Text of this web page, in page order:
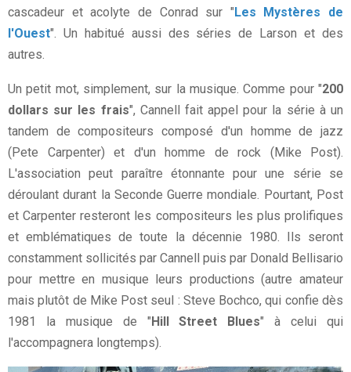
cascadeur et acolyte de Conrad sur "Les Mystères de
l'Ouest". Un habitué aussi des séries de Larson et des
autres.
Un petit mot, simplement, sur la musique. Comme pour "200
dollars sur les frais", Cannell fait appel pour la série à un
tandem de compositeurs composé d'un homme de jazz
(Pete Carpenter) et d'un homme de rock (Mike Post).
L'association peut paraître étonnante pour une série se
déroulant durant la Seconde Guerre mondiale. Pourtant, Post
et Carpenter resteront les compositeurs les plus prolifiques
et emblématiques de toute la décennie 1980. Ils seront
constamment sollicités par Cannell puis par Donald Bellisario
pour mettre en musique leurs productions (autre amateur
mais plutôt de Mike Post seul : Steve Bochco, qui confie dès
1981 la musique de "Hill Street Blues" à celui qui
l'accompagnera longtemps).